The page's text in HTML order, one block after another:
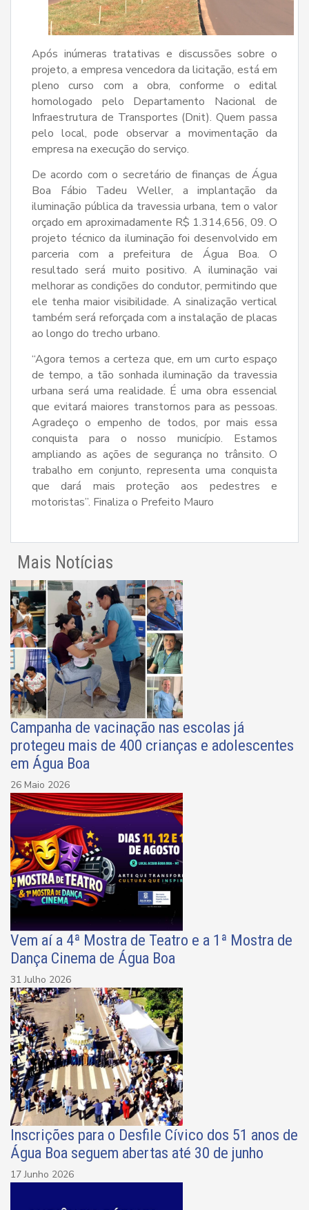
Após inúmeras tratativas e discussões sobre o
projeto, a empresa vencedora da licitação, está em
pleno curso com a obra, conforme o edital
homologado pelo Departamento Nacional de
Infraestrutura de Transportes (Dnit). Quem passa
pelo local, pode observar a movimentação da
empresa na execução do serviço.
De acordo com o secretário de finanças de Água
Boa Fábio Tadeu Weller, a implantação da
iluminação pública da travessia urbana, tem o valor
orçado em aproximadamente R$ 1.314,656, 09. O
projeto técnico da iluminação foi desenvolvido em
parceria com a prefeitura de Água Boa. O
resultado será muito positivo. A iluminação vai
melhorar as condições do condutor, permitindo que
ele tenha maior visibilidade. A sinalização vertical
também será reforçada com a instalação de placas
ao longo do trecho urbano.
“Agora temos a certeza que, em um curto espaço
de tempo, a tão sonhada iluminação da travessia
urbana será uma realidade. É uma obra essencial
que evitará maiores transtornos para as pessoas.
Agradeço o empenho de todos, por mais essa
conquista para o nosso município. Estamos
ampliando as ações de segurança no trânsito. O
trabalho em conjunto, representa uma conquista
que dará mais proteção aos pedestres e
motoristas”. Finaliza o Prefeito Mauro
Mais Notícias
Campanha de vacinação nas escolas já
protegeu mais de 400 crianças e adolescentes
em Água Boa
26 Maio 2026
Vem aí a 4ª Mostra de Teatro e a 1ª Mostra de
Dança Cinema de Água Boa
31 Julho 2026
Inscrições para o Desfile Cívico dos 51 anos de
Água Boa seguem abertas até 30 de junho
17 Junho 2026